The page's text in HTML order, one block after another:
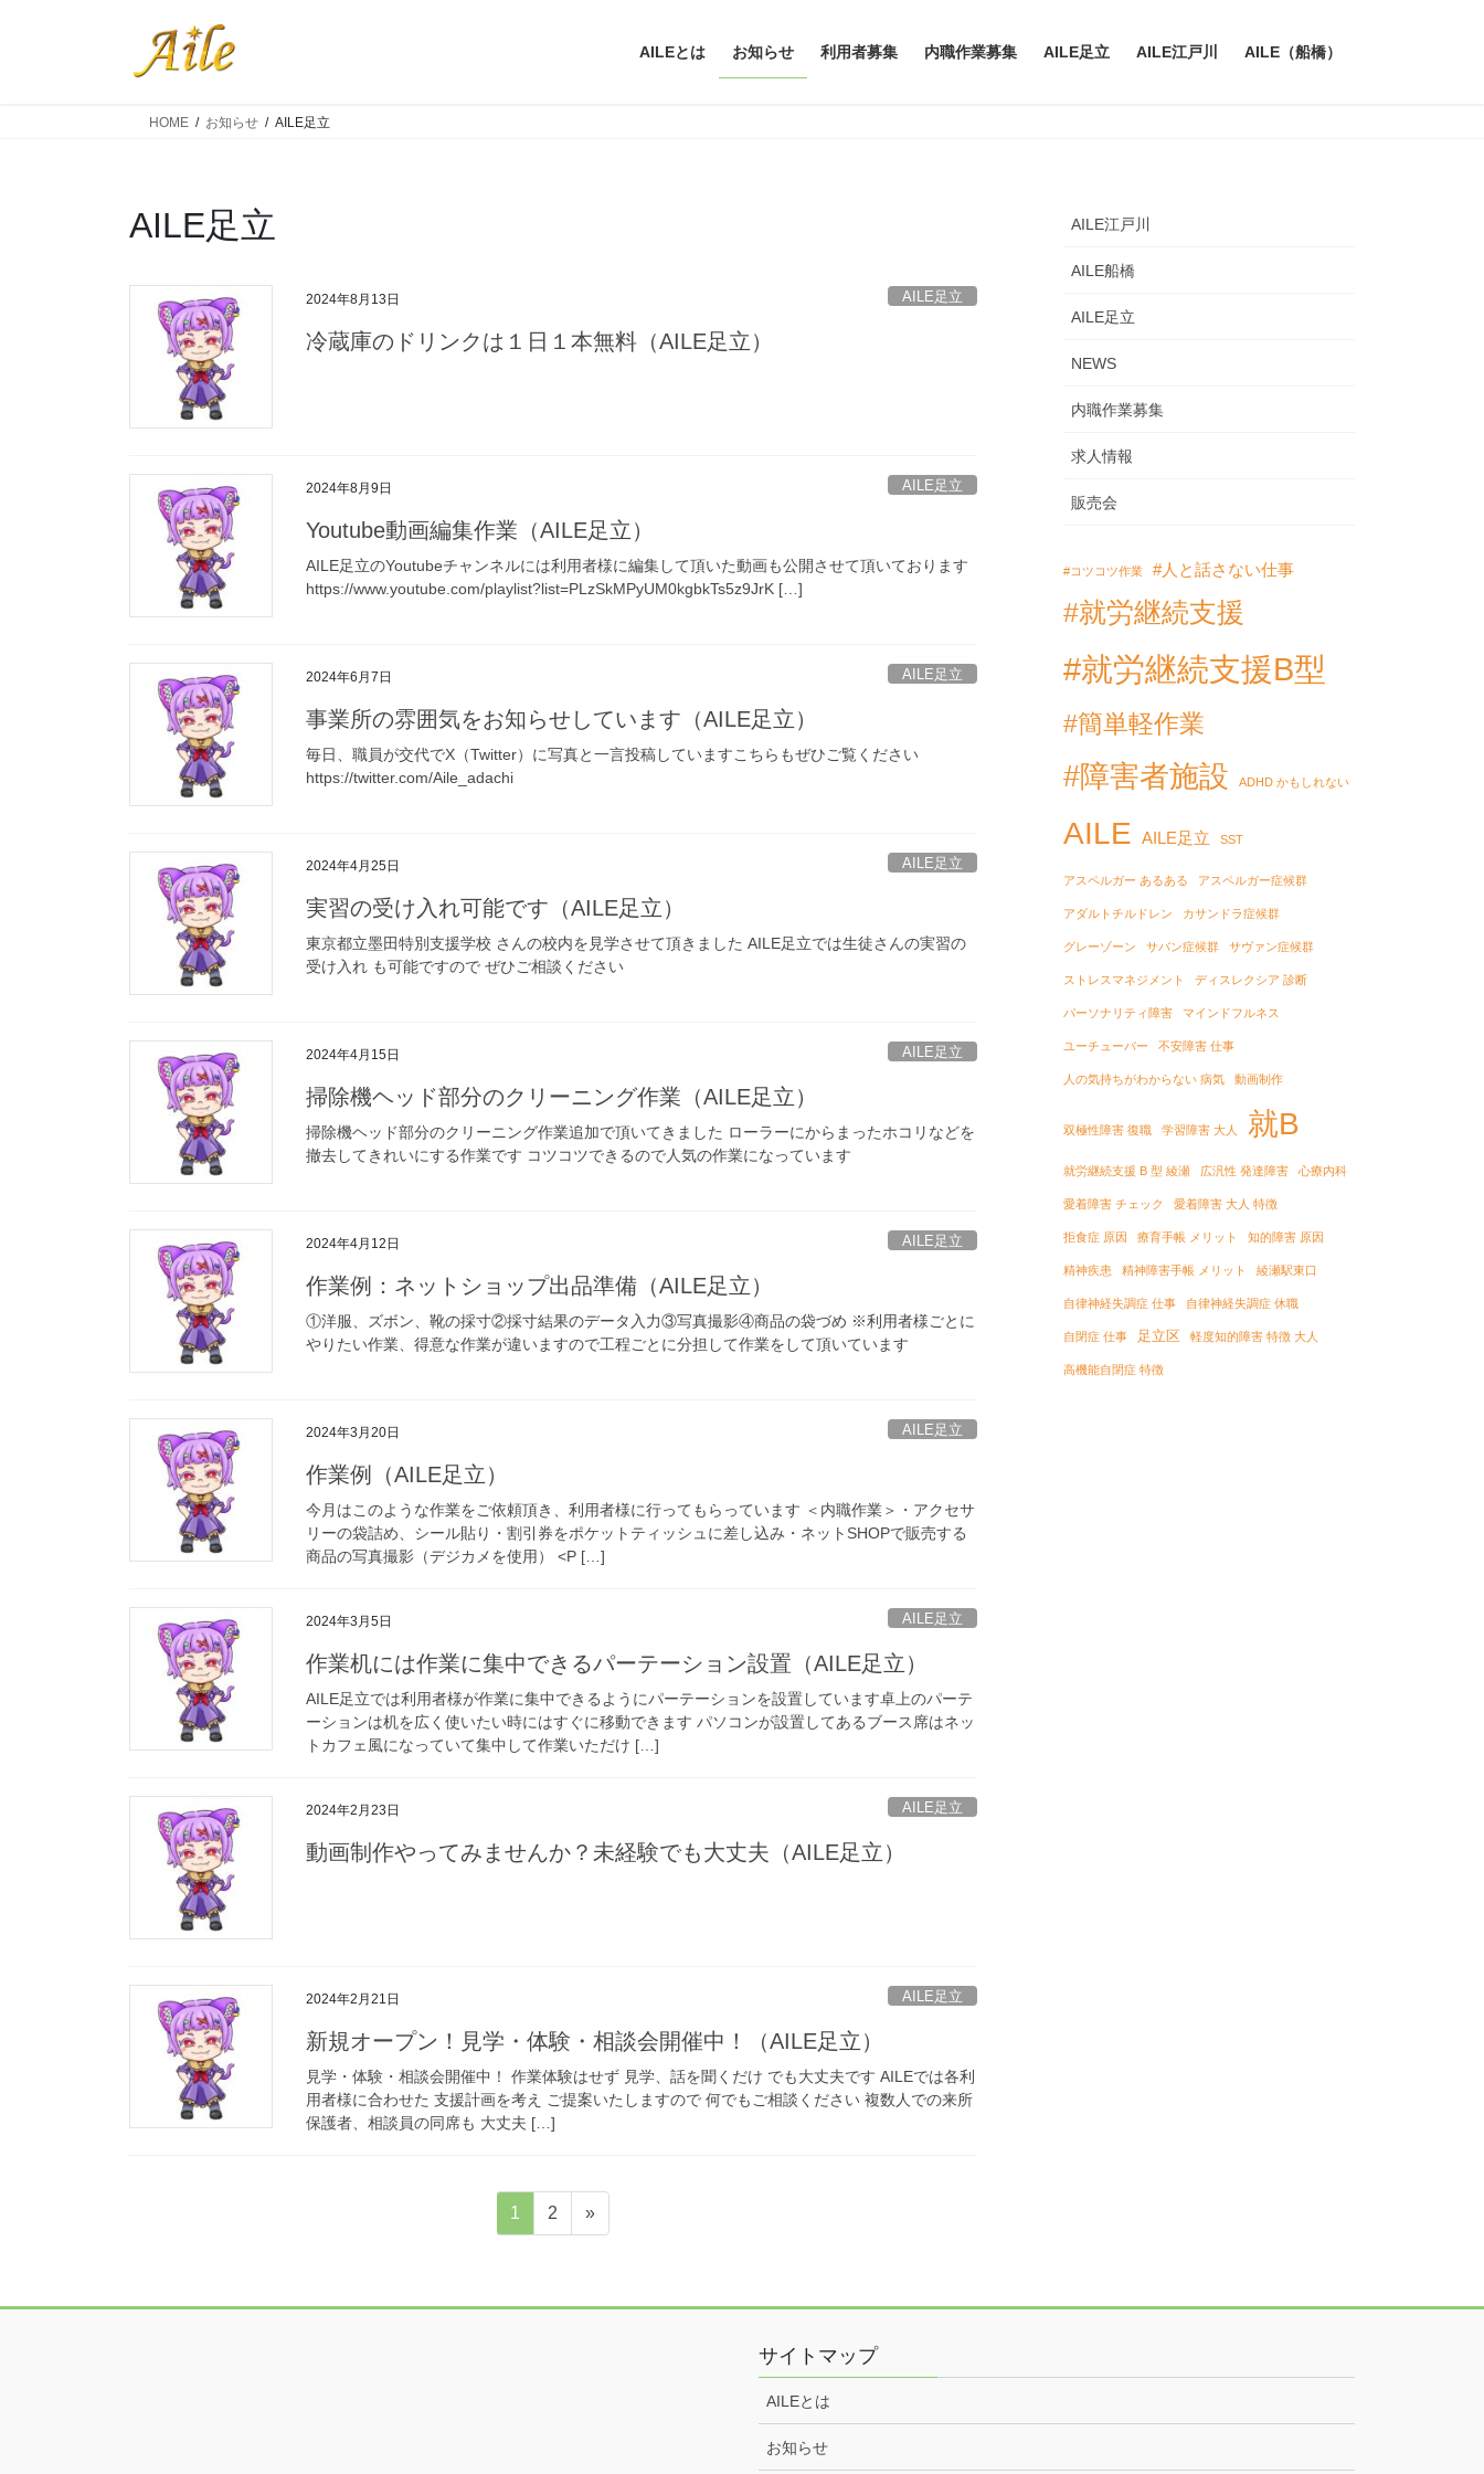
AILEとは お知らせ 利用者募集 内職作業募集 AILE足立 AILE江戸川 AILE（船橋）
HOME お知らせ AILE足立
AILE足立
2024年8月13日 AILE足立
冷蔵庫のドリンクは１日１本無料（AILE足立）
2024年8月9日 AILE足立
Youtube動画編集作業（AILE足立）
AILE足立のYoutubeチャンネルには利用者様に編集して頂いた動画も公開させて頂いております
https://www.youtube.com/playlist?list=PLzSkMPyUM0kgbkTs5z9JrK […]
2024年6月7日 AILE足立
事業所の雰囲気をお知らせしています（AILE足立）
毎日、職員が交代でX（Twitter）に写真と一言投稿していますこちらもぜひご覧ください
https://twitter.com/Aile_adachi
2024年4月25日 AILE足立
実習の受け入れ可能です（AILE足立）
東京都立墨田特別支援学校 さんの校内を見学させて頂きました AILE足立では生徒さんの実習の
受け入れ も可能ですので ぜひご相談ください
2024年4月15日 AILE足立
掃除機ヘッド部分のクリーニング作業（AILE足立）
掃除機ヘッド部分のクリーニング作業追加で頂いてきました ローラーにからまったホコリなどを
撤去してきれいにする作業です コツコツできるので人気の作業になっています
2024年4月12日 AILE足立
作業例：ネットショップ出品準備（AILE足立）
①洋服、ズボン、靴の採寸②採寸結果のデータ入力③写真撮影④商品の袋づめ ※利用者様ごとに
やりたい作業、得意な作業が違いますので工程ごとに分担して作業をして頂いています
2024年3月20日 AILE足立
作業例（AILE足立）
今月はこのような作業をご依頼頂き、利用者様に行ってもらっています ＜内職作業＞・アクセサ
リーの袋詰め、シール貼り・割引券をポケットティッシュに差し込み・ネットSHOPで販売する
商品の写真撮影（デジカメを使用） <P […]
2024年3月5日 AILE足立
作業机には作業に集中できるパーテーション設置（AILE足立）
AILE足立では利用者様が作業に集中できるようにパーテーションを設置しています卓上のパーテ
ーションは机を広く使いたい時にはすぐに移動できます パソコンが設置してあるブース席はネッ
トカフェ風になっていて集中して作業いただけ […]
2024年2月23日 AILE足立
動画制作やってみませんか？未経験でも大丈夫（AILE足立）
2024年2月21日 AILE足立
新規オープン！見学・体験・相談会開催中！（AILE足立）
見学・体験・相談会開催中！ 作業体験はせず 見学、話を聞くだけ でも大丈夫です AILEでは各利
用者様に合わせた 支援計画を考え ご提案いたしますので 何でもご相談ください 複数人での来所
保護者、相談員の同席も 大丈夫 […]
ペ
固
定
1
固
定
2 »
AILE江戸川
AILE船橋
AILE足立
NEWS
内職作業募集
求人情報
販売会
#コツコツ作業 #人と話さない仕事
#就労継続支援
#就労継続支援B型
#簡単軽作業
#障害者施設 ADHD かもしれない
AILE AILE足立 SST
アスペルガー あるある アスペルガー症候群
アダルトチルドレン カサンドラ症候群
グレーゾーン サバン症候群 サヴァン症候群
ストレスマネジメント ディスレクシア 診断
パーソナリティ障害 マインドフルネス
ユーチューバー 不安障害 仕事
人の気持ちがわからない 病気 動画制作
双極性障害 復職 学習障害 大人 就B
就労継続支援 B 型 綾瀬 広汎性 発達障害 心療内科
愛着障害 チェック 愛着障害 大人 特徴
拒食症 原因 療育手帳 メリット 知的障害 原因
精神疾患 精神障害手帳 メリット 綾瀬駅東口
自律神経失調症 仕事 自律神経失調症 休職
自閉症 仕事 足立区 軽度知的障害 特徴 大人
高機能自閉症 特徴
サイトマップ
AILEとは
お知らせ